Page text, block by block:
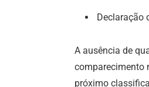
Declaração
A ausência de
comparecimento
próximo